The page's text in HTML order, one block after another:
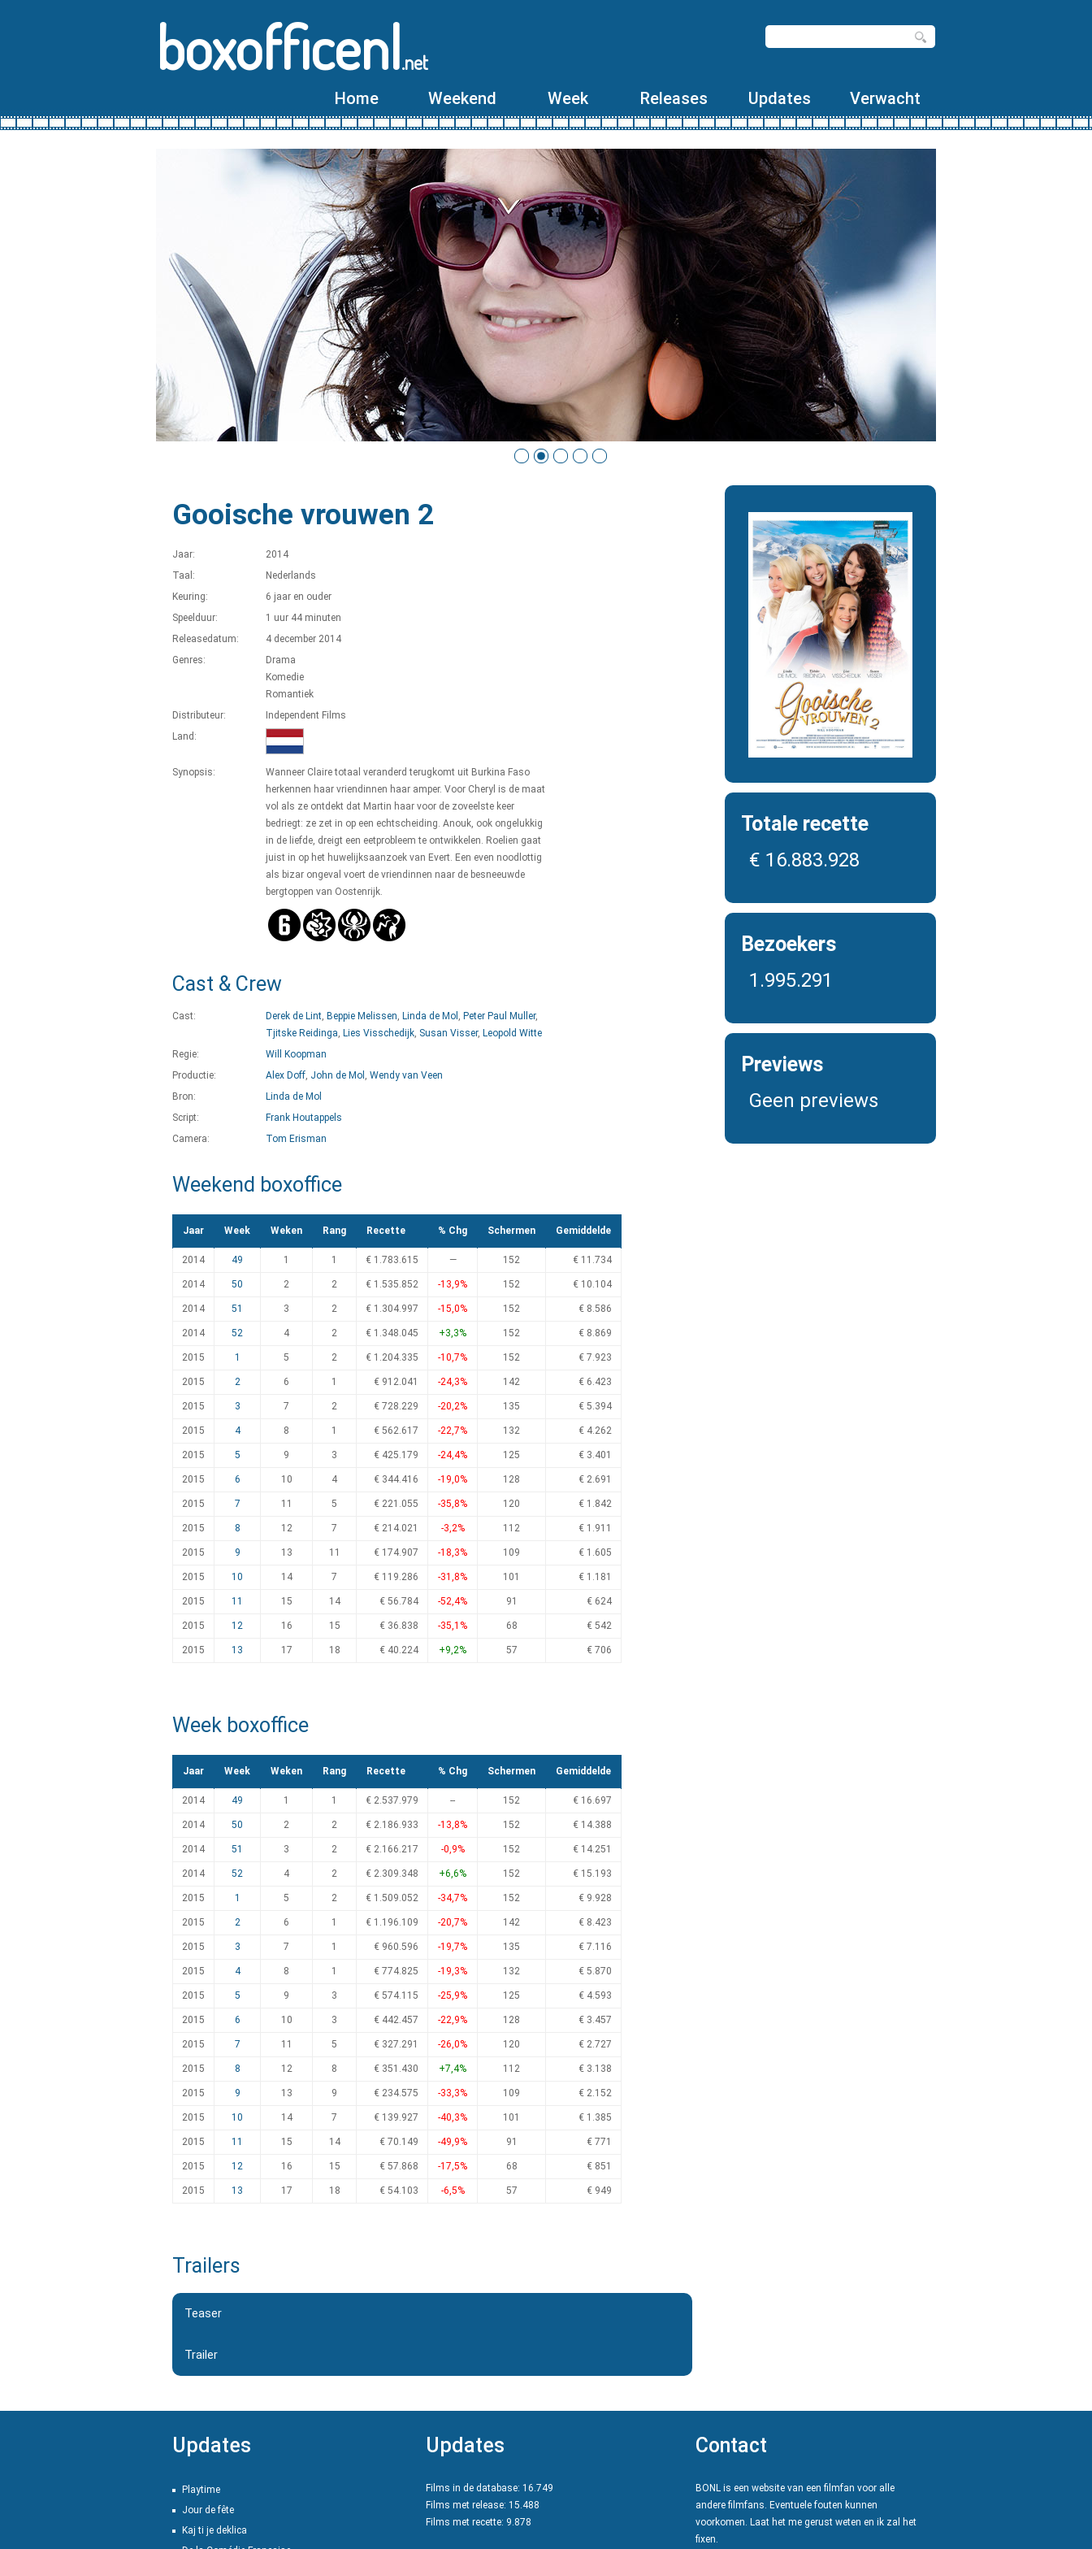
boxofficenl.net
Home Weekend Week Releases Updates Verwacht
Gooische vrouwen 2
Jaar:
2014
Taal:
Nederlands
Keuring:
6 jaar en ouder
Speelduur:
1 uur 44 minuten
Releasedatum:
4 december 2014
Genres:
Drama
Komedie
Romantiek
Distributeur:
Independent Films
Land:
Synopsis:
Wanneer Claire totaal veranderd terugkomt uit Burkina Faso
herkennen haar vriendinnen haar amper. Voor Cheryl is de maat
vol als ze ontdekt dat Martin haar voor de zoveelste keer
bedriegt: ze zet in op een echtscheiding. Anouk, ook ongelukkig
in de liefde, dreigt een eetprobleem te ontwikkelen. Roelien gaat
juist in op het huwelijksaanzoek van Evert. Een even noodlottig
als bizar ongeval voert de vriendinnen naar de besneeuwde
bergtoppen van Oostenrijk.
Cast & Crew
Cast: Derek de Lint, Beppie Melissen, Linda de Mol , Peter Paul Muller,
Tjitske Reidinga, Lies Visschedijk, Susan Visser, Leopold Witte
Regie:
Will Koopman
Productie:
Alex Doff, John de Mol , Wendy van Veen
Bron:
Linda de Mol
Script:
Frank Houtappels
Camera:
Tom Erisman
Weekend boxoffice
Jaar Week Weken Rang Recette % Chg Schermen Gemiddelde
2014 49 1 1 € 1.783.615 — 152 € 11.734
2014 50 2 2 € 1.535.852 -13,9% 152 € 10.104
2014 51 3 2 € 1.304.997 -15,0% 152 € 8.586
2014 52 4 2 € 1.348.045 +3,3% 152 € 8.869
2015 1 5 2 € 1.204.335 -10,7% 152 € 7.923
2015 2 6 1 € 912.041 -24,3% 142 € 6.423
2015 3 7 2 € 728.229 -20,2% 135 € 5.394
2015 4 8 1 € 562.617 -22,7% 132 € 4.262
2015 5 9 3 € 425.179 -24,4% 125 € 3.401
2015 6 10 4 € 344.416 -19,0% 128 € 2.691
2015 7 11 5 € 221.055 -35,8% 120 € 1.842
2015 8 12 7 € 214.021 -3,2% 112 € 1.911
2015 9 13 11 € 174.907 -18,3% 109 € 1.605
2015 10 14 7 € 119.286 -31,8% 101 € 1.181
2015 11 15 14 € 56.784 -52,4% 91 € 624
2015 12 16 15 € 36.838 -35,1% 68 € 542
2015 13 17 18 € 40.224 +9,2% 57 € 706
Week boxoffice
Jaar Week Weken Rang Recette % Chg Schermen Gemiddelde
2014 49 1 1 € 2.537.979 -- 152 € 16.697
2014 50 2 2 € 2.186.933 -13,8% 152 € 14.388
2014 51 3 2 € 2.166.217 -0,9% 152 € 14.251
2014 52 4 2 € 2.309.348 +6,6% 152 € 15.193
2015 1 5 2 € 1.509.052 -34,7% 152 € 9.928
2015 2 6 1 € 1.196.109 -20,7% 142 € 8.423
2015 3 7 1 € 960.596 -19,7% 135 € 7.116
2015 4 8 1 € 774.825 -19,3% 132 € 5.870
2015 5 9 3 € 574.115 -25,9% 125 € 4.593
2015 6 10 3 € 442.457 -22,9% 128 € 3.457
2015 7 11 5 € 327.291 -26,0% 120 € 2.727
2015 8 12 8 € 351.430 +7,4% 112 € 3.138
2015 9 13 9 € 234.575 -33,3% 109 € 2.152
2015 10 14 7 € 139.927 -40,3% 101 € 1.385
2015 11 15 14 € 70.149 -49,9% 91 € 771
2015 12 16 15 € 57.868 -17,5% 68 € 851
2015 13 17 18 € 54.103 -6,5% 57 € 949
Trailers
Teaser
Trailer
Totale recette
€ 16.883.928
Bezoekers
1.995.291
Previews
Geen previews
Updates
Playtime
Jour de fête
Kaj ti je deklica
Updates
Films in de database: 16.749
Films met release: 15.488
Films met recette: 9.878
Contact
BONL is een website van een filmfan voor alle
andere filmfans. Eventuele fouten kunnen
voorkomen. Laat het me gerust weten en ik zal het
fixen.